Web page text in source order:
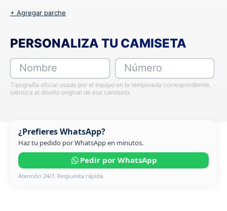
+ Agregar parche
PERSONALIZA TU CAMISETA
Nombre Número
Tipografía oficial usada por el equipo en la temporada correspondiente,
idéntica al diseño original de esa camiseta.
¿Prefieres WhatsApp?
Haz tu pedido por WhatsApp en minutos.
Pedir por WhatsApp
Atención 24/7. Respuesta rápida.